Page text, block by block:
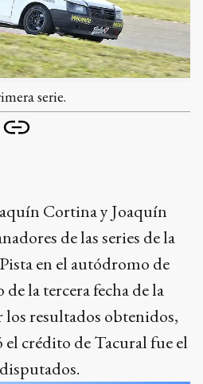
serie.
Cortina y Joaquín
de las series de la
en el autódromo de
la tercera fecha de la
los resultados obtenidos,
el crédito de Tacural fue el